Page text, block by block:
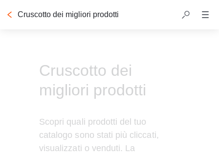
Cruscotto dei migliori prodotti
Cruscotto dei
migliori prodotti
Scopri quali prodotti del tuo
catalogo sono stati più cliccati,
visualizzati o venduti. La